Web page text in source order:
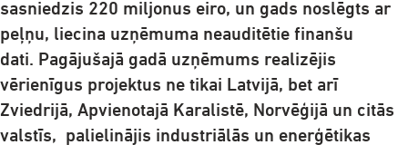
sasniedzis 220 miljonus eiro, un gads noslēgts ar
peļņu, liecina uzņēmuma neauditētie finanšu
dati. Pagājušajā gadā uzņēmums realizējis
vērienīgus projektus ne tikai Latvijā, bet arī
Zviedrijā, Apvienotajā Karalistē, Norvēģijā un citās
valstīs, palielinājis industriālās un enerģētikas